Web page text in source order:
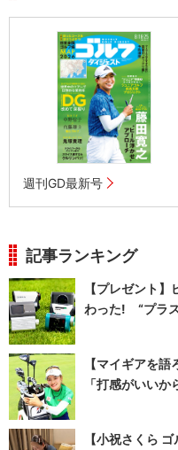
週刊GD最新号
記事ランキング
【プレゼント
わった! “プラ
【マイギアを
「打感がいいか
【小祝さくら